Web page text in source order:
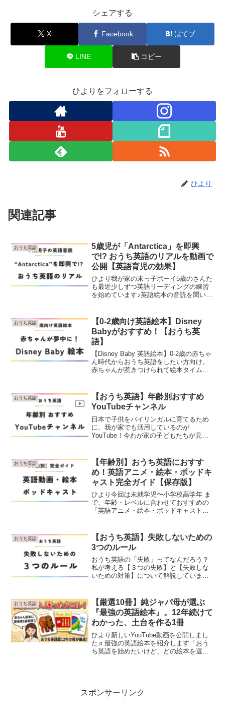
シェアする
X Facebook はてブ
LINE コピー
ひよりをフォローする
ひより
関連記事
おうち英語
5歳児が「Antarctica」を即興
で!? おうち英語のリアルを動画で
公開【英語育児の効果】
ひより我が家の末っ子ボーイ5歳のさんた
も最近少しずつ英語リーディングの練習
を始めています♪英語絵本の音読を聞いて
てやっぱスゴい！」と改めて感じたエピ
ソードをご紹介します...
おうち英語
【0-2歳向け英語絵本】Disney
Babyがおすすめ！【おうち英
語】
【Disney Baby 英語絵本】0-2歳の赤ちゃ
ん時代からおうち英語をしたい方向け。
赤ちゃんが惹きつけられて絵本タイムを
本をたくさんご紹介しています♬
おうち英語
【おうち英語】年齢別おすすめ
YouTubeチャンネル
日本で子供をバイリンガルに育てるため
に、我が家でも活用しているのが
YouTube！今わが家の子どもたちが見て
て見せてるチャンネルなので、ぜひ参考
にしてみてください★
おうち英語
【年齢別】おうち英語におすす
め！英語アニメ・絵本・ポッドキ
ャスト完全ガイド【保存版】
ひより今回は未就学児〜小学校高学年 ま
で、年齢・レベルに合わせておすすめの
「英語アニメ・絵本・ポッドキャスト」
難しいのか？おうち英語を始めたいけ
ど、「子どもの年齢に合っ...
おうち英語
【おうち英語】失敗しないための
3つのルール
おうち英語の「失敗」ってなんだろう？
私が考える【３つの失敗】と【失敗しな
いための対策】について解説していま
おうち英語
【厳選10冊】純ジャパ母が選ぶ
『最強の英語絵本』。12年続けて
わかった、土台を作る1冊
ひより新しいYouTube動画を公開しまし
た♬最強の英語絵本を紹介します「おう
ち英語を始めたいけど、どの絵本を選べ
スポンサーリンク